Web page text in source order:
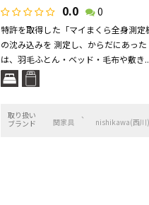
0.0 0
特許を取得した「マイまくら全身測
の沈み込みを 測定し、からだにあっ
は、羽毛ふとん・ベッド・毛布や敷き
取り扱い
ブランド
関家具 nishikawa(西川)